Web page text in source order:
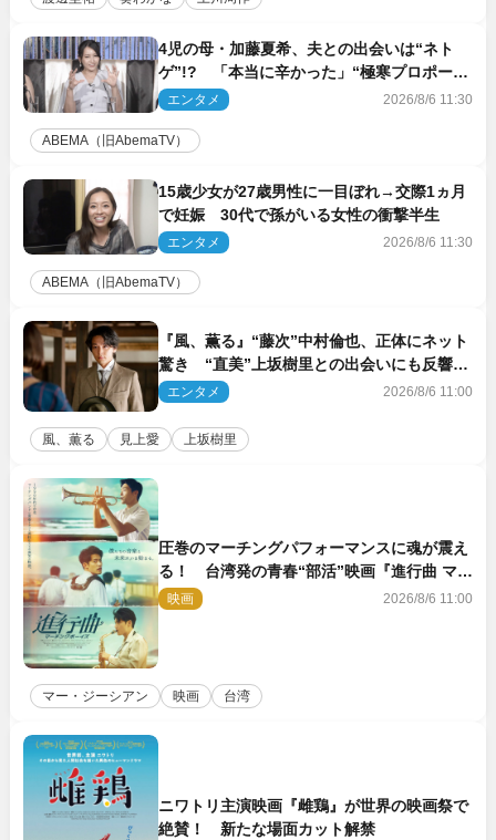
4児の母・加藤夏希、夫との出会いは“ネト
ゲ”!? 「本当に辛かった」“極寒プロポー
ズ”も告白
エンタメ 2026/8/6 11:30
ABEMA（旧AbemaTV）
15歳少女が27歳男性に一目ぼれ→交際1ヵ月
で妊娠 30代で孫がいる女性の衝撃半生
エンタメ 2026/8/6 11:30
ABEMA（旧AbemaTV）
『風、薫る』“藤次”中村倫也、正体にネット
驚き “直美”上坂樹里との出会いにも反響
「力になってくれそう」「仲良くしなよ！」
エンタメ 2026/8/6 11:00
風、薫る 見上愛 上坂樹里
圧巻のマーチングパフォーマンスに魂が震え
る！ 台湾発の青春“部活”映画『進行曲 マー
チングボーイズ』予告解禁
映画 2026/8/6 11:00
マー・ジーシアン 映画 台湾
ニワトリ主演映画『雌鶏』が世界の映画祭で
絶賛！ 新たな場面カット解禁